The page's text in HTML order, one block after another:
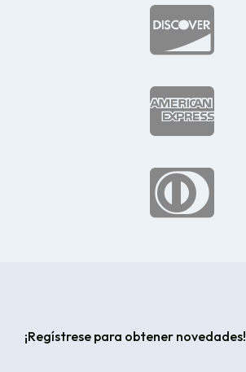



¡Regístrese para obtener novedades!